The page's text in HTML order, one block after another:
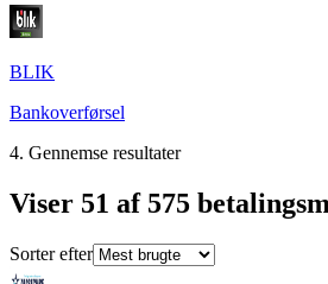
BLIK
Bankoverførsel
4. Gennemse resultater
Viser 51 af 575
Sorter efter